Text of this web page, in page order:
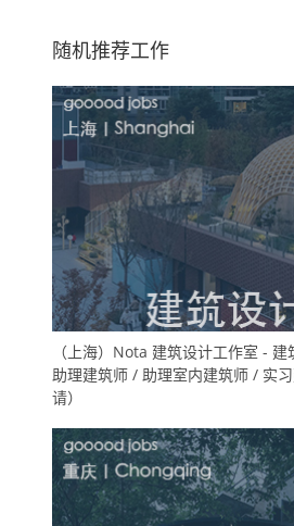
随机推荐工作
（上海）Nota 建筑设计工作室 -
助理建筑师 / 助理室内建筑师 / 实
请）